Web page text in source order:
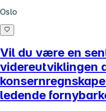
Oslo
Vil du være en
videreutviklingen
ledende